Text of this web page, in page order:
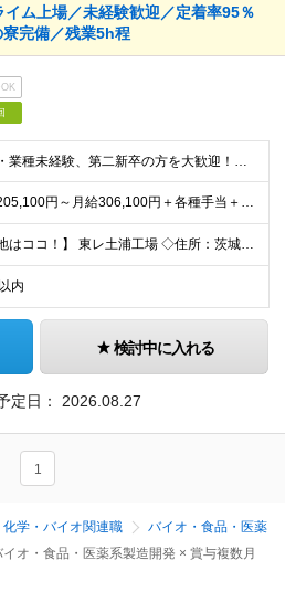
ム上場／未経験歓迎／定着率95％
完備／残業5h程
＜職種・業種未経験、第二新卒の方を大歓迎！＞ これまでの経験や専門知識は一切問いません！ 「東レで正社員として頑張りたい」という意欲を重視した採用です★ 【応募条件】 ・高卒以上の方 ＜こんな方を
◇月給205,100円～月給306,100円＋各種手当＋賞与年2回 ※一律支給：交代手当（2万5,000円）が月給に含まれます。 ※経験・能力を考慮したうえで決定 ※時間外手当は別途、全額支給 ※試
【勤務地はココ！】 東レ土浦工場 ◇住所：茨城県土浦市北神立町2-1 ★嬉しい【転勤なし】！腰を据えて働けます！ ＜気になるアクセス方法は？＞ 【マイカー・バイク通勤の方】 もちろん車通勤OK！（広
内
検討中に入れる
定日： 2026.08.27
1
化学・バイオ関連職
バイオ・食品・医薬
イオ・食品・医薬系製造開発 × 賞与複数月